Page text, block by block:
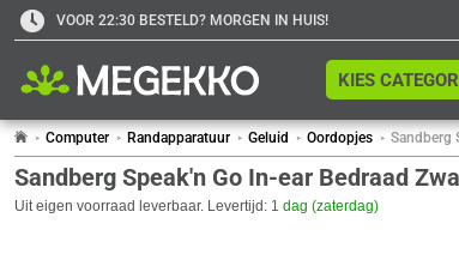
VOOR 22:30 BESTELD? MORGEN IN HUIS!
KIES
Computer Randapparatuur Geluid Oordopjes Sandberg
Sandberg Speak'n Go In-ear Bedraad
Uit eigen voorraad leverbaar. Levertijd: 1 dag (zaterdag)